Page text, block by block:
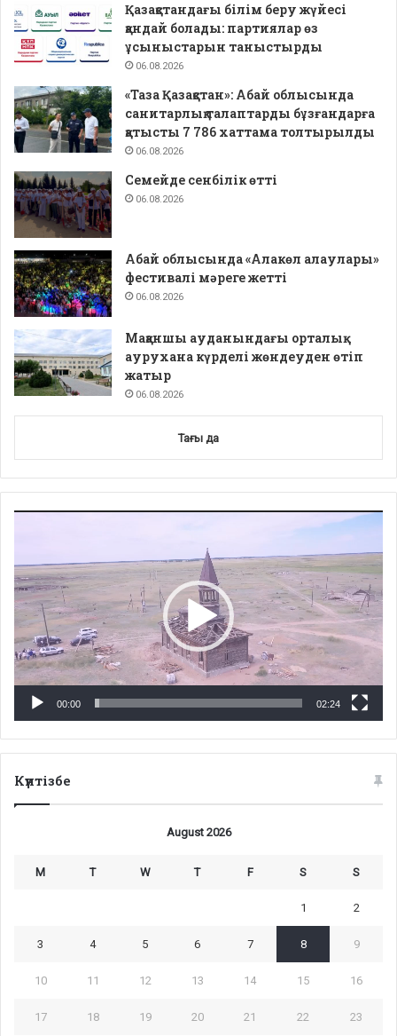
Қазақстандағы білім беру жүйесі
қандай болады: партиялар өз
ұсыныстарын таныстырды
06.08.2026
«Таза Қазақстан»: Абай облысында
санитарлық талаптарды бұзғандарға
қатысты 7 786 хаттама толтырылды
06.08.2026
Семейде сенбілік өтті
06.08.2026
Абай облысында «Алакөл алаулары»
фестивалі мәреге жетті
06.08.2026
Мақаншы ауданындағы орталық
аурухана күрделі жөндеуден өтіп
жатыр
06.08.2026
Тағы да
00:00 02:24
Күнтізбе
August 2026
M T W T F S S
1 2
3 4 5 6 7 8 9
10 11 12 13 14 15 16
17 18 19 20 21 22 23